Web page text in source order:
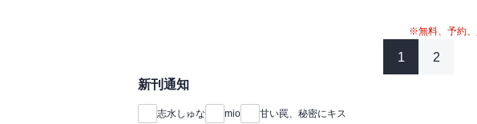
※無料、予約、
1 2
新刊通知
志水しゅな mio 甘い罠、秘密にキス